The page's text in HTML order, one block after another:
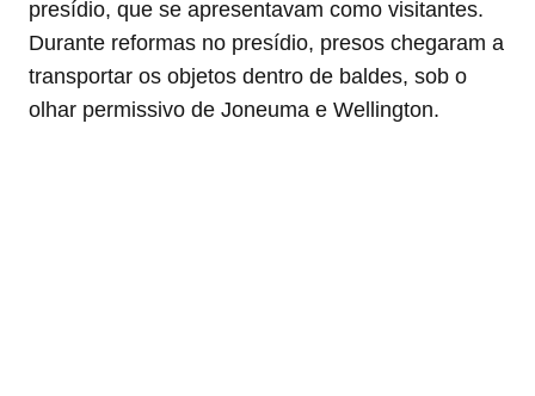
presídio, que se apresentavam como visitantes.
Durante reformas no presídio, presos chegaram a
transportar os objetos dentro de baldes, sob o
olhar permissivo de Joneuma e Wellington.